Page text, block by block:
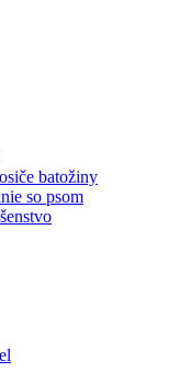
batožiny
so psom